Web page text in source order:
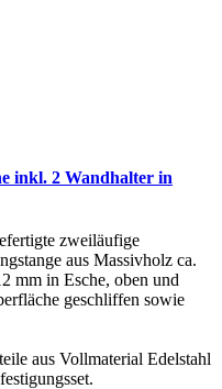
inkl. 2 Wandhalter in
zweiläufige
aus Massivholz ca.
mm in Esche, oben und
geschliffen sowie
aus Vollmaterial Edelstahl